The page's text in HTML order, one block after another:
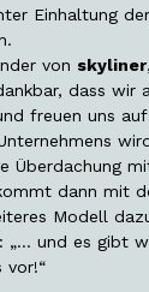
Einhaltung
von skyliner
dass wir
freuen uns
Überdachung
dann mit
Modell
„… und es gibt
vor!“